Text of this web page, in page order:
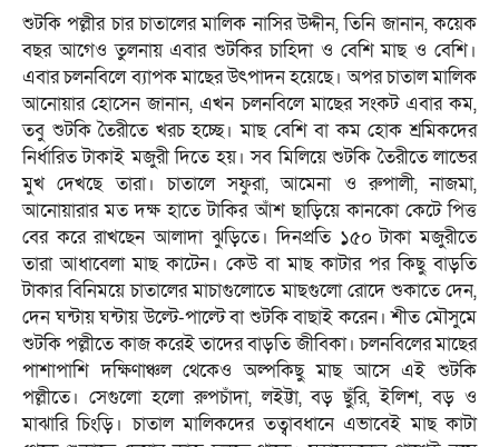
শুটকি পল্লীর চার চাতালের মালিক নাসির উদ্দীন, তিনি জানান, কয়েক
বছর আগেও তুলনায় এবার শুটকির চাহিদা ও বেশি মাছ ও বেশি।
এবার চলনবিলে ব্যাপক মাছের উৎপাদন হয়েছে। অপর চাতাল মালিক
আনোয়ার হোসেন জানান, এখন চলনবিলে মাছের সংকট এবার কম,
তবু শুটকি তৈরীতে খরচ হচ্ছে। মাছ বেশি বা কম হোক শ্রমিকদের
নির্ধারিত টাকাই মজুরী দিতে হয়। সব মিলিয়ে শুটকি তৈরীতে লাভের
মুখ দেখছে তারা। চাতালে সফুরা, আমেনা ও রুপালী, নাজমা,
আনোয়ারার মত দক্ষ হাতে টাকির আঁশ ছাড়িয়ে কানকো কেটে পিত্ত
বের করে রাখছেন আলাদা ঝুড়িতে। দিনপ্রতি ১৫০ টাকা মজুরীতে
তারা আধাবেলা মাছ কাটেন। কেউ বা মাছ কাটার পর কিছু বাড়তি
টাকার বিনিময়ে চাতালের মাচাগুলোতে মাছগুলো রোদে শুকাতে দেন,
দেন ঘন্টায় ঘন্টায় উল্টে-পাল্টে বা শুটকি বাছাই করেন। শীত মৌসুমে
শুটকি পল্লীতে কাজ করেই তাদের বাড়তি জীবিকা। চলনবিলের মাছের
পাশাপাশি দক্ষিণাঞ্চল থেকেও অল্পকিছু মাছ আসে এই শুটকি
পল্লীতে। সেগুলো হলো রুপচাঁদা, লইট্টা, বড় ছুঁরি, ইলিশ, বড় ও
মাঝারি চিংড়ি। চাতাল মালিকদের তত্বাবধানে এভাবেই মাছ কাটা